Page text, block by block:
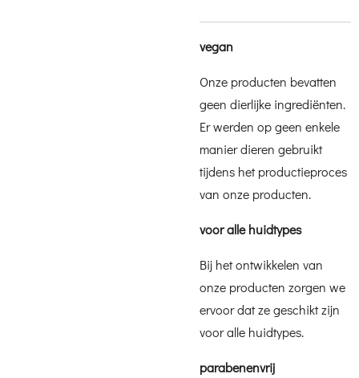
vegan
Onze producten bevatten
geen dierlijke ingrediënten.
Er werden op geen enkele
manier dieren gebruikt
tijdens het productieproces
van onze producten.
voor alle huidtypes
Bij het ontwikkelen van
onze producten zorgen we
ervoor dat ze geschikt zijn
voor alle huidtypes.
parabenenvrij